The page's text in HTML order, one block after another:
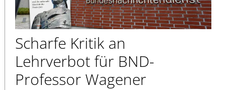
Scharfe Kritik an
Lehrverbot für BND-
Professor Wagener